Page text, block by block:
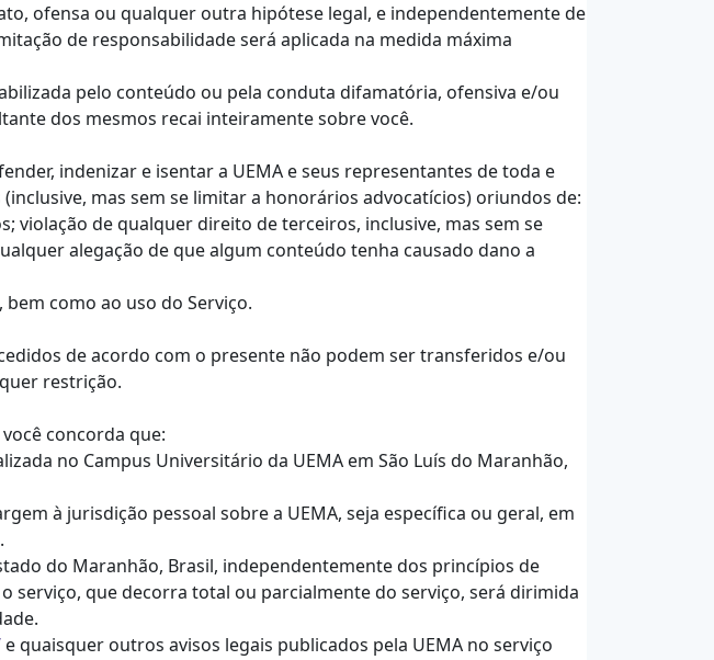
ofensa ou qualquer outra hipótese legal, e independentemente de
de responsabilidade será aplicada na medida máxima
pelo conteúdo ou pela conduta difamatória, ofensiva e/ou
dos mesmos recai inteiramente sobre você.
indenizar e isentar a UEMA e seus representantes de toda e
mas sem se limitar a honorários advocatícios) oriundos de:
violação de qualquer direito de terceiros, inclusive, mas sem se
alegação de que algum conteúdo tenha causado dano a
como ao uso do Serviço.
de acordo com o presente não podem ser transferidos e/ou
restrição.
concorda que:
no Campus Universitário da UEMA em São Luís do Maranhão,
à jurisdição pessoal sobre a UEMA, seja específica ou geral, em
do Maranhão, Brasil, independentemente dos princípios de
serviço, que decorra total ou parcialmente do serviço, será dirimida
e quaisquer outros avisos legais publicados pela UEMA no serviço